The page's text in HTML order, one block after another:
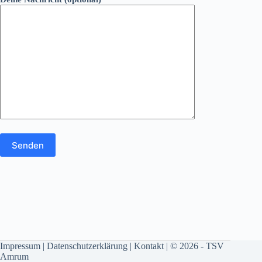
Impressum | Datenschutzerklärung | Kontakt | © 2026 - TSV
Amrum